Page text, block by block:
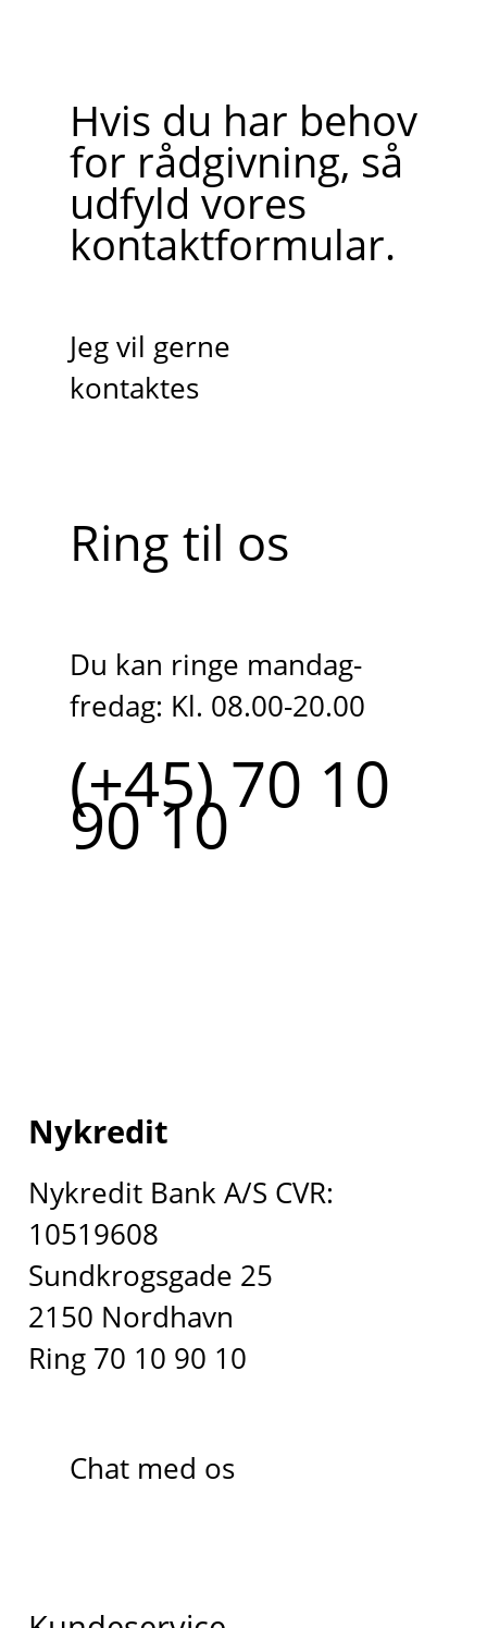
Hvis du har behov
for rådgivning, så
udfyld vores
kontaktformular.
Jeg vil gerne
kontaktes
Ring til os
Du kan ringe mandag-
fredag: Kl. 08.00-20.00
(+45) 70 10
90 10
Nykredit
Nykredit Bank A/S CVR:
10519608
Sundkrogsgade 25
2150 Nordhavn
Ring 70 10 90 10
Chat med os